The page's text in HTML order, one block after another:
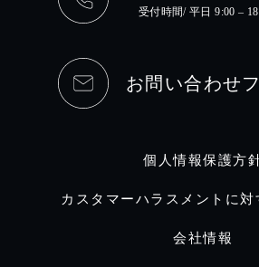
受付時間/ 平日 9:00 –
お問い合わせ
個人情報保護方
カスタマーハラスメントに
会社情報